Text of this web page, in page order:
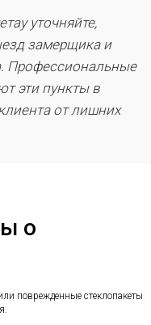
уточняйте,
замерщика и
Профессиональные
эти пункты в
от лишних
о
поврежденные стеклопакеты